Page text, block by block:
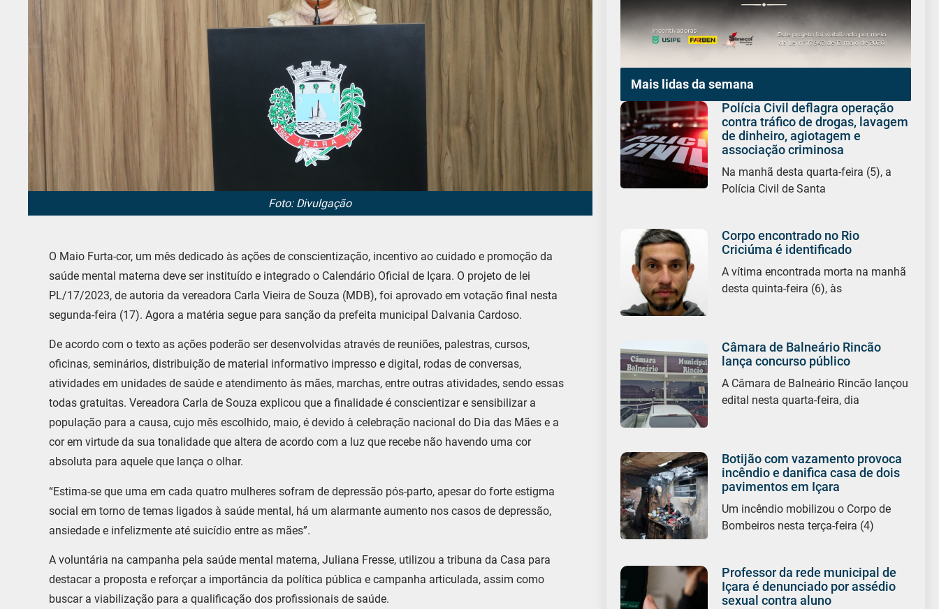
Foto: Divulgação
O Maio Furta-cor, um mês dedicado às ações de conscientização, incentivo ao cuidado e promoção da
saúde mental materna deve ser instituído e integrado o Calendário Oficial de Içara. O projeto de lei
PL/17/2023, de autoria da vereadora Carla Vieira de Souza (MDB), foi aprovado em votação final nesta
segunda-feira (17). Agora a matéria segue para sanção da prefeita municipal Dalvania Cardoso.
De acordo com o texto as ações poderão ser desenvolvidas através de reuniões, palestras, cursos,
oficinas, seminários, distribuição de material informativo impresso e digital, rodas de conversas,
atividades em unidades de saúde e atendimento às mães, marchas, entre outras atividades, sendo essas
todas gratuitas. Vereadora Carla de Souza explicou que a finalidade é conscientizar e sensibilizar a
população para a causa, cujo mês escolhido, maio, é devido à celebração nacional do Dia das Mães e a
cor em virtude da sua tonalidade que altera de acordo com a luz que recebe não havendo uma cor
absoluta para aquele que lança o olhar.
“Estima-se que uma em cada quatro mulheres sofram de depressão pós-parto, apesar do forte estigma
social em torno de temas ligados à saúde mental, há um alarmante aumento nos casos de depressão,
ansiedade e infelizmente até suicídio entre as mães”.
A voluntária na campanha pela saúde mental materna, Juliana Fresse, utilizou a tribuna da Casa para
destacar a proposta e reforçar a importância da política pública e campanha articulada, assim como
buscar a viabilização para a qualificação dos profissionais de saúde.
Mais lidas da semana
Polícia Civil deflagra operação
contra tráfico de drogas, lavagem
de dinheiro, agiotagem e
associação criminosa
Na manhã desta quarta-feira (5), a
Polícia Civil de Santa
Corpo encontrado no Rio
Criciúma é identificado
A vítima encontrada morta na manhã
desta quinta-feira (6), às
Câmara de Balneário Rincão
lança concurso público
A Câmara de Balneário Rincão lançou
edital nesta quarta-feira, dia
Botijão com vazamento provoca
incêndio e danifica casa de dois
pavimentos em Içara
Um incêndio mobilizou o Corpo de
Bombeiros nesta terça-feira (4)
Professor da rede municipal de
Içara é denunciado por assédio
sexual contra aluno